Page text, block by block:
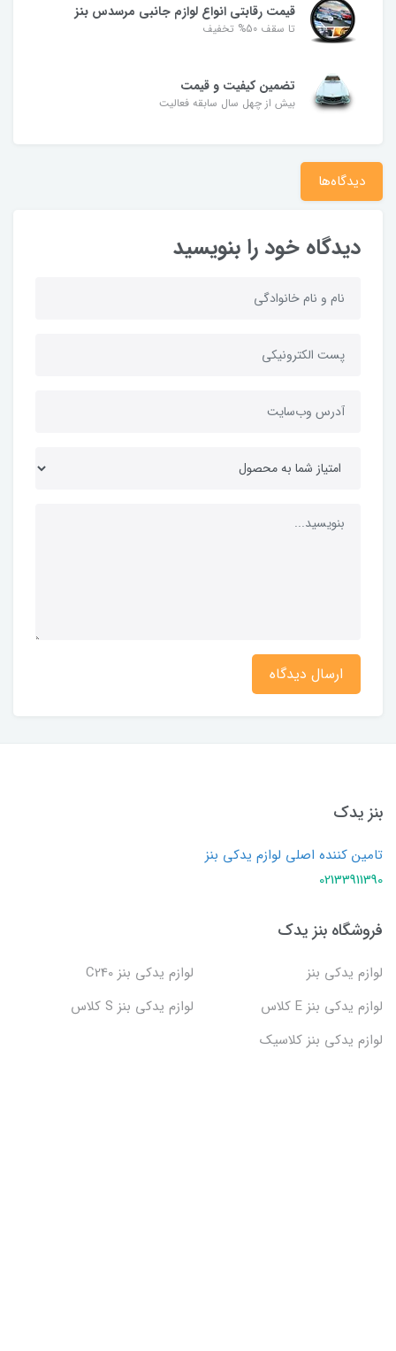
قیمت رقابتی انواع لوازم جانبی مرسدس بنز
تا سقف 50% تخفیف
تضمین کیفیت و قیمت
بیش از چهل سال سابقه فعالیت
دیدگاه‌ها
دیدگاه خود را بنویسید
ارسال دیدگاه
بنز یدک
تامین کننده اصلی لوازم یدکی بنز
02133911390
فروشگاه بنز یدک
لوازم یدکی بنز
لوازم یدکی بنز C240
لوازم یدکی بنز E کلاس
لوازم یدکی بنز S کلاس
لوازم یدکی بنز کلاسیک